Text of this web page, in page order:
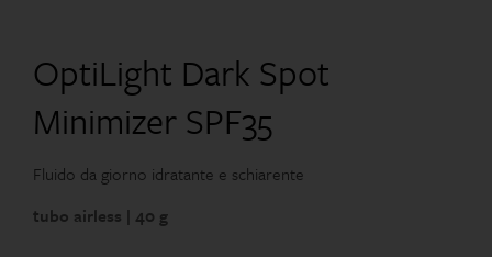
OptiLight Dark Spot
Minimizer SPF35
Fluido da giorno idratante e schiarente
tubo airless | 40 g